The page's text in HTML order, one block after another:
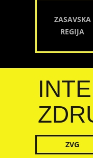
ZASAVSKA
REGIJA
ZVG